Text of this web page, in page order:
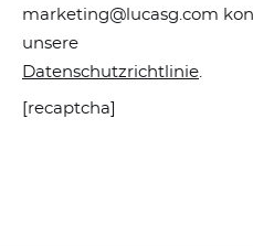
marketing@lucasg.com
unsere
Datenschutzrichtlinie.
[recaptcha]